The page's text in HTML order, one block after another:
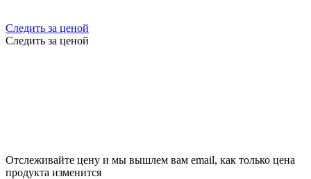
Следить за ценой
Следить за ценой
Отслеживайте цену и мы вышлем вам email, как только цена
продукта изменится